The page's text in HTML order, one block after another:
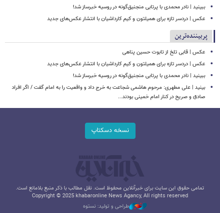
ببینید | نادر محمدی با پرتابی منجنیق‌گونه در روسیه خبرساز شد!
عکس | دردسر تازه برای همیلتون و کیم کارداشیان با انتشار عکس‌های جدید
پربیننده‌ترین
عکس | قابی تلخ از تابوت حسین پناهی
عکس | دردسر تازه برای همیلتون و کیم کارداشیان با انتشار عکس‌های جدید
ببینید | نادر محمدی با پرتابی منجنیق‌گونه در روسیه خبرساز شد!
بینید | علی مطهری: مرحوم هاشمی شجاعت به خرج داد و واقعیت را به امام گفت / اگر افراد
صادق و صریح در کنار امام خمینی بودند...
نسخه دسکتاپ
تمامی حقوق این سایت برای خبرآنلاین محفوظ است. نقل مطالب با ذکر منبع بلامانع است.
Copyright © 2025 khabaronline News Agancy, All rights reserved
طراحی و تولید: نستوه